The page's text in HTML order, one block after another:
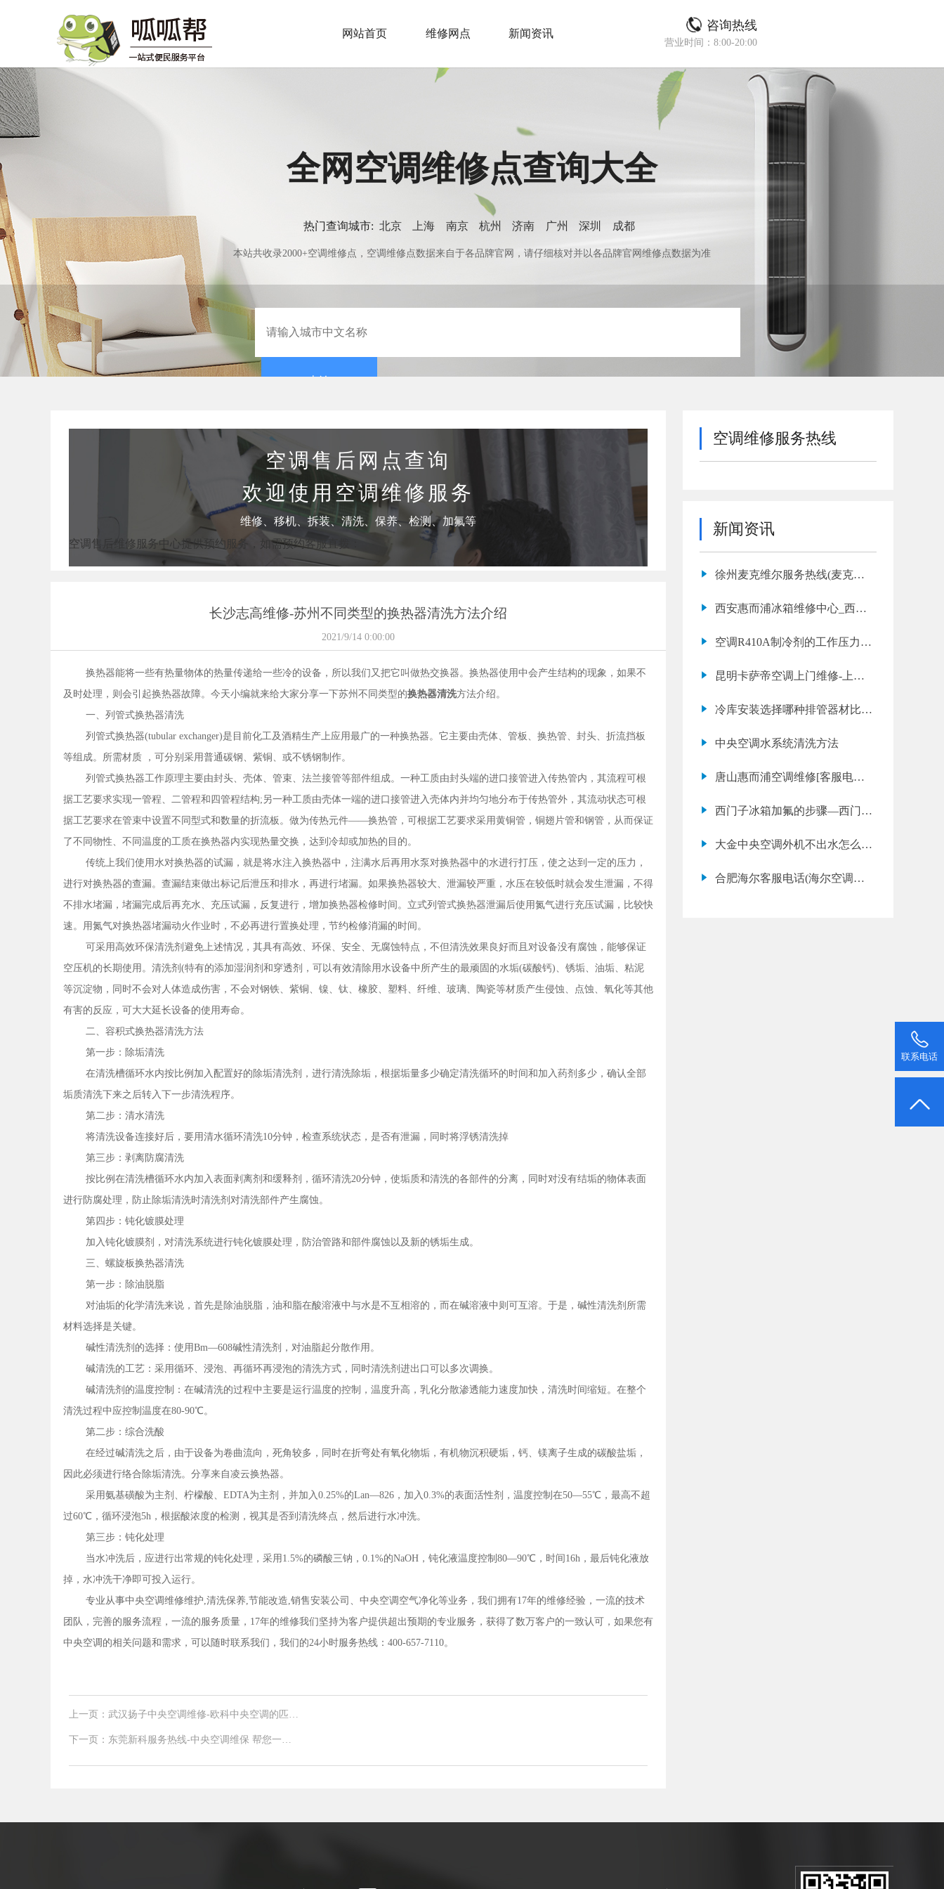
网站首页 维修网点 新闻资讯
咨询热线
营业时间：8:00-20:00
全网空调维修点查询大全
热门查询城市: 北京 上海 南京 杭州 济南 广州 深圳 成都
本站共收录2000+空调维修点，空调维修点数据来自于各品牌官网，请仔细核对并以各品牌官网维修点数据为准
空调售后网点查询
欢迎使用空调维修服务
维修、移机、拆装、清洗、保养、检测、加氟等
空调售后维修服务中心提供预约服务，如需预约客服直拨：
长沙志高维修-苏州不同类型的换热器清洗方法介绍
2021/9/14 0:00:00
换热器能将一些有热量物体的热量传递给一些冷的设备，所以我们又把它叫做热交换器。换热器使用中会产生结构的现象，如果不
及时处理，则会引起换热器故障。今天小编就来给大家分享一下苏州不同类型的换热器清洗方法介绍。
一、列管式换热器清洗
列管式换热器(tubular exchanger)是目前化工及酒精生产上应用最广的一种换热器。它主要由壳体、管板、换热管、封头、折流挡板
等组成。所需材质 ，可分别采用普通碳钢、紫铜、或不锈钢制作。
列管式换热器工作原理主要由封头、壳体、管束、法兰接管等部件组成。一种工质由封头端的进口接管进入传热管内，其流程可根
据工艺要求实现一管程、二管程和四管程结构;另一种工质由壳体一端的进口接管进入壳体内并均匀地分布于传热管外，其流动状态可根
据工艺要求在管束中设置不同型式和数量的折流板。做为传热元件——换热管，可根据工艺要求采用黄铜管，铜翅片管和钢管，从而保证
了不同物性、不同温度的工质在换热器内实现热量交换，达到冷却或加热的目的。
传统上我们使用水对换热器的试漏，就是将水注入换热器中，注满水后再用水泵对换热器中的水进行打压，使之达到一定的压力，
进行对换热器的查漏。查漏结束做出标记后泄压和排水，再进行堵漏。如果换热器较大、泄漏较严重，水压在较低时就会发生泄漏，不得
不排水堵漏，堵漏完成后再充水、充压试漏，反复进行，增加换热器检修时间。立式列管式换热器泄漏后使用氮气进行充压试漏，比较快
速。用氮气对换热器堵漏动火作业时，不必再进行置换处理，节约检修消漏的时间。
可采用高效环保清洗剂避免上述情况，其具有高效、环保、安全、无腐蚀特点，不但清洗效果良好而且对设备没有腐蚀，能够保证
空压机的长期使用。清洗剂(特有的添加湿润剂和穿透剂，可以有效清除用水设备中所产生的最顽固的水垢(碳酸钙)、锈垢、油垢、粘泥
等沉淀物，同时不会对人体造成伤害，不会对钢铁、紫铜、镍、钛、橡胶、塑料、纤维、玻璃、陶瓷等材质产生侵蚀、点蚀、氧化等其他
有害的反应，可大大延长设备的使用寿命。
二、容积式换热器清洗方法
第一步：除垢清洗
在清洗槽循环水内按比例加入配置好的除垢清洗剂，进行清洗除垢，根据垢量多少确定清洗循环的时间和加入药剂多少，确认全部
垢质清洗下来之后转入下一步清洗程序。
第二步：清水清洗
将清洗设备连接好后，要用清水循环清洗10分钟，检查系统状态，是否有泄漏，同时将浮锈清洗掉
第三步：剥离防腐清洗
按比例在清洗槽循环水内加入表面剥离剂和缓释剂，循环清洗20分钟，使垢质和清洗的各部件的分离，同时对没有结垢的物体表面
进行防腐处理，防止除垢清洗时清洗剂对清洗部件产生腐蚀。
第四步：钝化镀膜处理
加入钝化镀膜剂，对清洗系统进行钝化镀膜处理，防治管路和部件腐蚀以及新的锈垢生成。
三、螺旋板换热器清洗
第一步：除油脱脂
对油垢的化学清洗来说，首先是除油脱脂，油和脂在酸溶液中与水是不互相溶的，而在碱溶液中则可互溶。于是，碱性清洗剂所需
材料选择是关键。
碱性清洗剂的选择：使用Bm—608碱性清洗剂，对油脂起分散作用。
碱清洗的工艺：采用循环、浸泡、再循环再浸泡的清洗方式，同时清洗剂进出口可以多次调换。
碱清洗剂的温度控制：在碱清洗的过程中主要是运行温度的控制，温度升高，乳化分散渗透能力速度加快，清洗时间缩短。在整个
清洗过程中应控制温度在80-90℃。
第二步：综合洗酸
在经过碱清洗之后，由于设备为卷曲流向，死角较多，同时在折弯处有氧化物垢，有机物沉积硬垢，钙、镁离子生成的碳酸盐垢，
因此必须进行络合除垢清洗。分享来自凌云换热器。
采用氨基磺酸为主剂、柠檬酸、EDTA为主剂，并加入0.25%的Lan—826，加入0.3%的表面活性剂，温度控制在50—55℃，最高不超
过60℃，循环浸泡5h，根据酸浓度的检测，视其是否到清洗终点，然后进行水冲洗。
第三步：钝化处理
当水冲洗后，应进行出常规的钝化处理，采用1.5%的磷酸三钠，0.1%的NaOH，钝化液温度控制80—90℃，时间16h，最后钝化液放
掉，水冲洗干净即可投入运行。
专业从事中央空调维修维护,清洗保养,节能改造,销售安装公司、中央空调空气净化等业务，我们拥有17年的维修经验，一流的技术
团队，完善的服务流程，一流的服务质量，17年的维修我们坚持为客户提供超出预期的专业服务，获得了数万客户的一致认可，如果您有
中央空调的相关问题和需求，可以随时联系我们，我们的24小时服务热线：400-657-7110。
上一页：武汉扬子中央空调维修-欧科中央空调的匹数
下一页：东莞新科服务热线-中央空调维保 帮您一站
空调维修服务热线
新闻资讯
徐州麦克维尔服务热线(麦克维
西安惠而浦冰箱维修中心_西安
空调R410A制冷剂的工作压力是
昆明卡萨帝空调上门维修-上海
冷库安装选择哪种排管器材比较
中央空调水系统清洗方法
唐山惠而浦空调维修[客服电话]
西门子冰箱加氟的步骤—西门子
大金中央空调外机不出水怎么解
合肥海尔客服电话(海尔空调维
联系电话